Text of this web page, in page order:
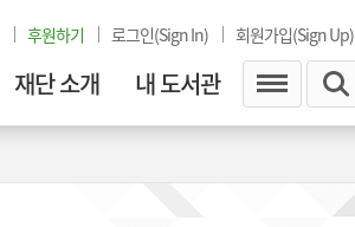
후원하기 로그인(Sign In) 회원가입(Sign Up)
재단 소개 내 도서관